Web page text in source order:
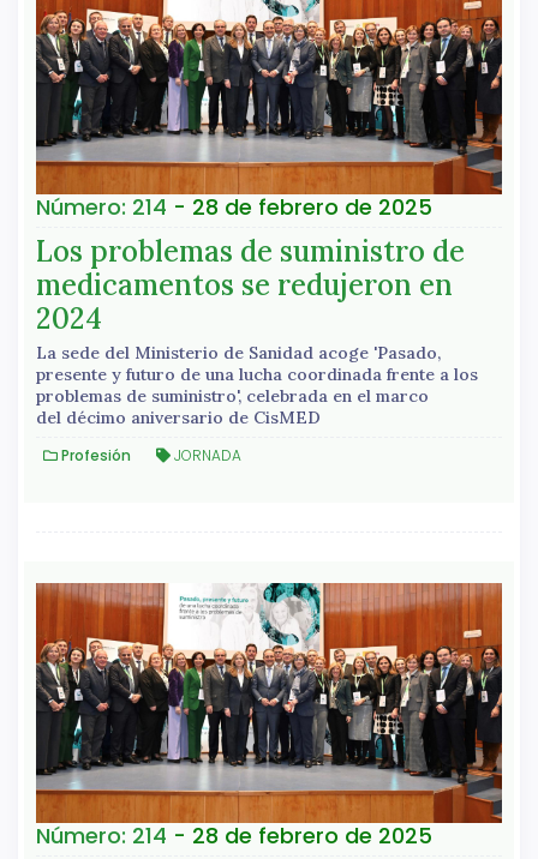
Número: 214 - 28 de febrero de 2025
Los problemas de suministro de
medicamentos se redujeron en
2024
La sede del Ministerio de Sanidad acoge 'Pasado,
presente y futuro de una lucha coordinada frente a los
problemas de suministro', celebrada en el marco
del décimo aniversario de CisMED
Profesión JORNADA
Número: 214 - 28 de febrero de 2025